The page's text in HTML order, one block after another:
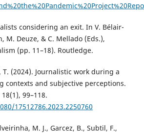
considering an exit. In V. Bélair-
M. Deuze, & C. Mellado (Eds.),
(pp. 11–18). Routledge.
T. (2024). Journalistic work during a
contexts and subjective perceptions.
99–118.
17512786.2023.2250760
M. J., Garcez, B., Subtil, F.,